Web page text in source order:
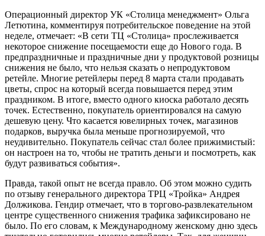
Операционный директор УК «Столица менеджмент» Ольга
Летютина, комментируя потребительское поведение на этой
неделе, отмечает: «В сети ТЦ «Столица» прослеживается
некоторое снижение посещаемости еще до Нового года. В
предпраздничные и праздничные дни у продуктовой розницы
снижения не было, что нельзя сказать о непродуктовом
ретейле. Многие ретейлеры перед 8 марта стали продавать
цветы, спрос на который всегда повышается перед этим
праздником. В итоге, вместо одного киоска работало десять
точек. Естественно, покупатель ориентировался на самую
дешевую цену. Что касается ювелирных точек, магазинов
подарков, выручка была меньше прогнозируемой, что
неудивительно. Покупатель сейчас стал более прижимистый:
он настроен на то, чтобы не тратить деньги и посмотреть, как
будут развиваться события».
Правда, такой опыт не всегда правло. Об этом можно судить
по отзыву генерального директора ТРЦ «Тройка» Андрея
Должикова. Гендир отмечает, что в торгово-развлекательном
центре существенного снижения трафика зафиксировано не
было. По его словам, к Международному женскому дню здесь